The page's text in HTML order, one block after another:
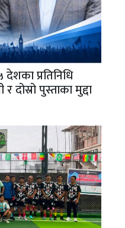
प्रतिनिधि
दोस्रो पुस्ताका मुद्दा